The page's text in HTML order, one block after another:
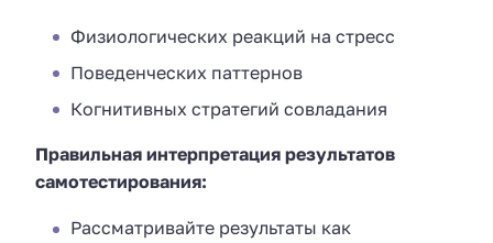
Физиологических реакций на стресс
Поведенческих паттернов
Когнитивных стратегий совладания
Правильная интерпретация результатов
самотестирования:
Рассматривайте результаты как